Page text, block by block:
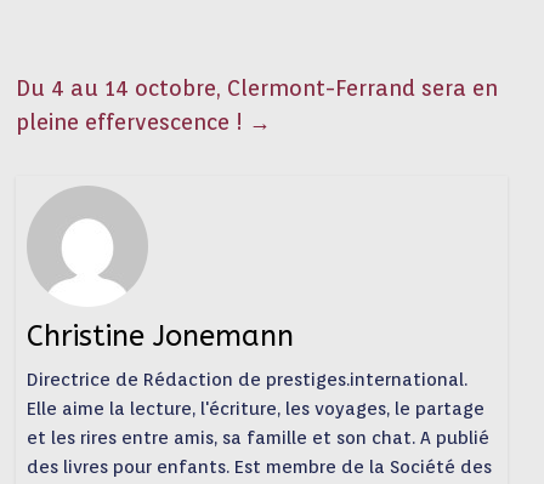
Du 4 au 14 octobre, Clermont-Ferrand sera en
pleine effervescence ! →
Christine Jonemann
Directrice de Rédaction de prestiges.international.
Elle aime la lecture, l'écriture, les voyages, le partage
et les rires entre amis, sa famille et son chat. A publié
des livres pour enfants. Est membre de la Société des